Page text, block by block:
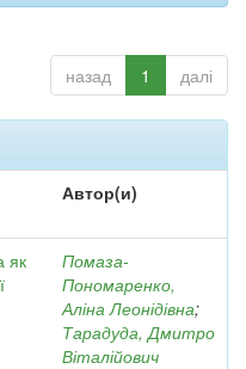
назад 1 далі
Автор(и)
як
Помаза-
Пономаренко,
Аліна Леонідівна;
Тарадуда, Дмитро
Віталійович